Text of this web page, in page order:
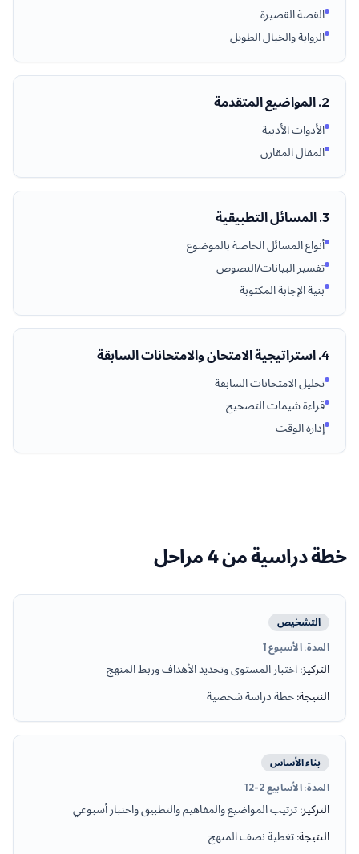
القصة القصيرة
الرواية والخيال الطويل
2. المواضيع المتقدمة
الأدوات الأدبية
المقال المقارن
3. المسائل التطبيقية
أنواع المسائل الخاصة بالموضوع
تفسير البيانات/النصوص
بنية الإجابة المكتوبة
4. استراتيجية الامتحان والامتحانات السابقة
تحليل الامتحانات السابقة
قراءة شيمات التصحيح
إدارة الوقت
خطة دراسية من 4 مراحل
التشخيص
المدة:الأسبوع 1
التركيز: اختبار المستوى وتحديد الأهداف وربط المنهج
النتيجة: خطة دراسة شخصية
بناء الأساس
المدة:الأسابيع 2-12
التركيز: ترتيب المواضيع والمفاهيم والتطبيق واختبار أسبوعي
النتيجة: تغطية نصف المنهج